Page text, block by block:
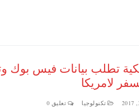
تطلب بيانات فيس بوك
لامريكا
تكنولوجيا تعليق 0